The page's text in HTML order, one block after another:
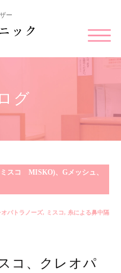
ー
グ
スコ MISKO)、Gメッシュ、
オパトラノーズ, ミスコ, 糸による鼻中隔
コ、クレオパ